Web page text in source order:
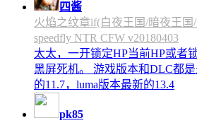
四酱
火焰之纹章if(白夜王国/暗夜王
speedfly NTR CFW v20180403
太太，一开锁定HP当前HP或者
黑屏死机。 游戏版本和DLC都
的11.7，luma版本最新的13.4
pk85